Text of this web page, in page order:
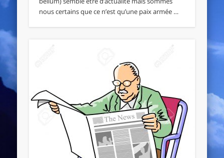
nous certains que ce n’est qu’une paix armée …